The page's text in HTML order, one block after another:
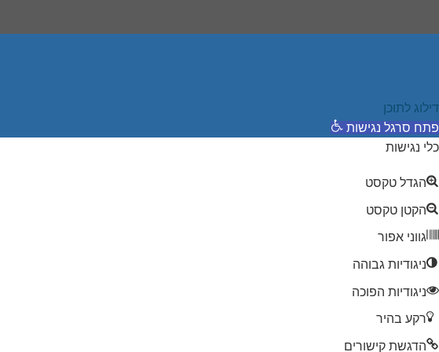
דילוג לתוכן
פתח סרגל נגישות
כלי נגישות
הגדל טקסט
הקטן טקסט
גווני אפור
ניגודיות גבוהה
ניגודיות הפוכה
רקע בהיר
הדגשת קישורים